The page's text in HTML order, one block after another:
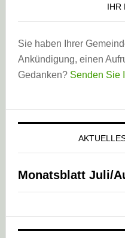
IHR
Sie haben Ihrer
Ankündigung, einen
Gedanken? Senden Sie
Monatsblatt Juli/